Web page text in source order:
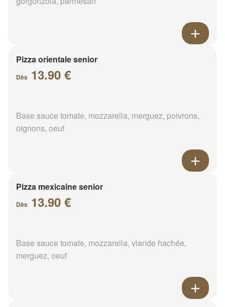
Pizza orientale senior
Dès 13.90 €
Base sauce tomate, mozzarella, merguez, poivrons,
oignons, oeuf
Pizza mexicaine senior
Dès 13.90 €
Base sauce tomate, mozzarella, viande hachée,
merguez, oeuf